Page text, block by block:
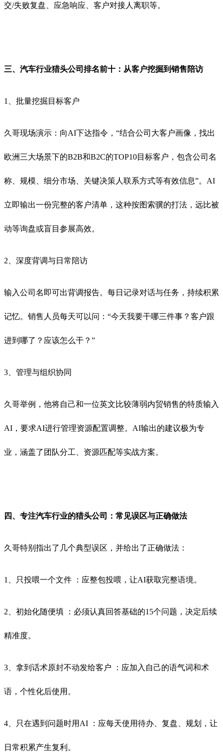
交/失败复盘、应急响应、客户对接人离职等。
三、汽车行业猎头公司排名前十：从客户挖掘到销售陪访
1、批量挖掘目标客户
久哥现场演示：向AI下达指令，“结合公司大客户画像，找出
欧洲三大场景下的B2B和B2C的TOP10目标客户，包含公司名
称、规模、细分市场、关键决策人联系方式等有效信息”。AI
立即输出一份完整的客户清单，这种按图索骥的打法，远比被
动等询盘或盲目参展高效。
2、深度背调与日常陪访
输入公司名即可出背调报告。每日记录对话与任务，持续积累
记忆。销售人员每天可以问：“今天我要干哪三件事？客户跟
进到哪了？应该怎么干？”
3、管理与组织协同
久哥举例，他将自己和一位英文比较薄弱内贸销售的特质输入
AI，要求AI进行管理资源配置调整。AI输出的建议极为专
业，涵盖了团队分工、资源匹配等实战方案。
四、专注汽车行业的猎头公司：常见误区与正确做法
久哥特别指出了几个典型误区，并给出了正确做法：
1、只投喂一个文件 ：应整包投喂，让AI获取完整语境。
2、初始化随便填 ：必须认真回答基础的15个问题，决定后续
精准度。
3、拿到话术原封不动发给客户 ：应加入自己的语气词和术
语，个性化后使用。
4、只在遇到问题时用AI ：应每天使用待办、复盘、规划，让
日常积累产生复利。